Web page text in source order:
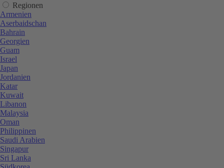
Regionen
Armenien
Aserbaidschan
Bahrain
Georgien
Guam
Israel
Japan
Jordanien
Katar
Kuwait
Libanon
Malaysia
Oman
Philippinen
Saudi Arabien
Singapur
Sri Lanka